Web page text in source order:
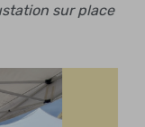
sur place